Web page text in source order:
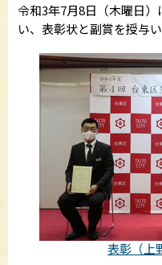
令和3年7月8日（木曜日
い、表彰状と副賞を授与
表彰（上